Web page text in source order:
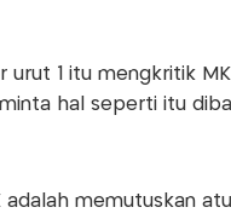
urut 1 itu mengkritik
hal seperti itu
adalah memutuskan